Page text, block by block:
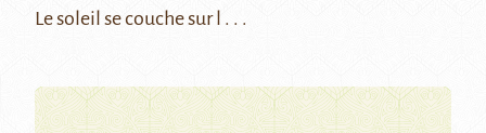
Le soleil se couche sur l . . .